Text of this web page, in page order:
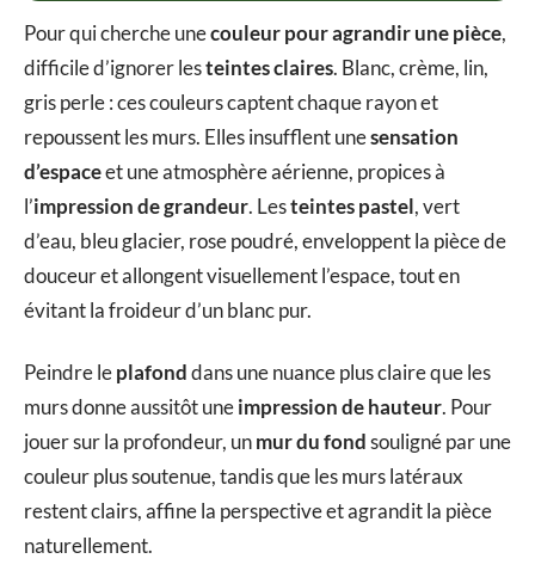
Pour qui cherche unecouleur pour agrandir une pièce,
difficile d’ignorer lesteintes claires. Blanc, crème, lin,
gris perle : ces couleurs captent chaque rayon et
repoussent les murs. Elles insufflent unesensation
d’espaceet une atmosphère aérienne, propices à
l’impression de grandeur. Lesteintes pastel, vert
d’eau, bleu glacier, rose poudré, enveloppent la pièce de
douceur et allongent visuellement l’espace, tout en
évitant la froideur d’un blanc pur.
Peindre leplafonddans une nuance plus claire que les
murs donne aussitôt uneimpression de hauteur. Pour
jouer sur la profondeur, unmur du fondsouligné par une
couleur plus soutenue, tandis que les murs latéraux
restent clairs, affine la perspective et agrandit la pièce
naturellement.